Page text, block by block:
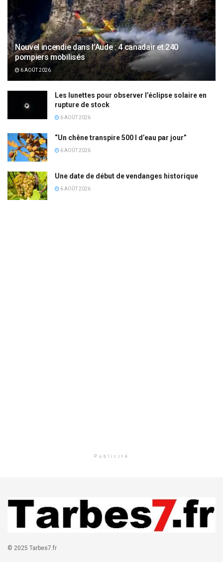
Nouvel incendie dans l’Aude : 4 canadair et 240
pompiers mobilisés
6 AOÛT 2026
Les lunettes pour observer l’éclipse solaire en
rupture de stock
6 AOÛT 2026
“Un chêne transpire 500 l d’eau par jour”
6 AOÛT 2026
Une date de début de vendanges historique
6 AOÛT 2026
Publicité
© 2025 Tarbes7.fr